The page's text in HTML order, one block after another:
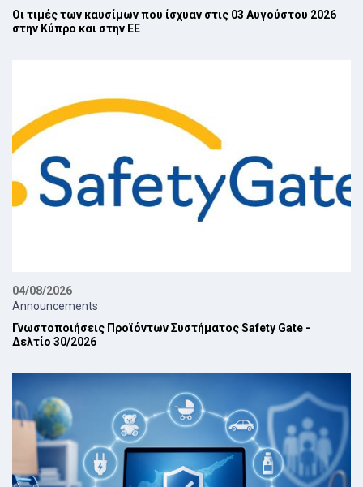
Οι τιμές των καυσίμων που ίσχυαν στις 03 Αυγούστου 2026
στην Κύπρο και στην ΕΕ
04/08/2026
Announcements
Γνωστοποιήσεις Προϊόντων Συστήματος Safety Gate -
Δελτίο 30/2026